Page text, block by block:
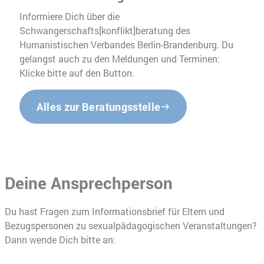
Informiere Dich über die
Schwangerschafts[konflikt]beratung des
Humanistischen Verbandes Berlin-Brandenburg. Du
gelangst auch zu den Meldungen und Terminen:
Klicke bitte auf den Button.
Alles zur Beratungsstelle
Deine Ansprechperson
Du hast Fragen zum Informationsbrief für Eltern und
Bezugspersonen zu sexualpädagogischen Veranstaltungen?
Dann wende Dich bitte an: